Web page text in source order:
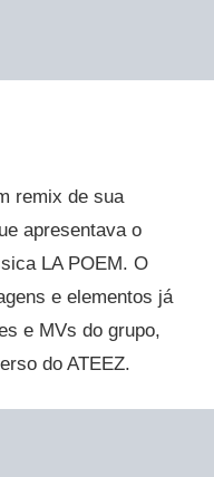
remix de sua
apresentava o
LA POEM. O
e elementos já
e MVs do grupo,
do ATEEZ.